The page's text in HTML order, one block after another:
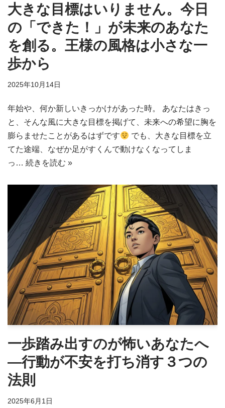
大きな目標はいりません。今日
の「できた！」が未来のあなた
を創る。王様の風格は小さな一
歩から
2025年10月14日
年始や、何か新しいきっかけがあった時。 あなたはきっ
と、そんな風に大きな目標を掲げて、未来への希望に胸を
膨らませたことがあるはずです
でも、大きな目標を立
てた途端、なぜか足がすくんで動けなくなってしま
っ… 続きを読む »
一歩踏み出すのが怖いあなたへ
―行動が不安を打ち消す３つの
法則
2025年6月1日